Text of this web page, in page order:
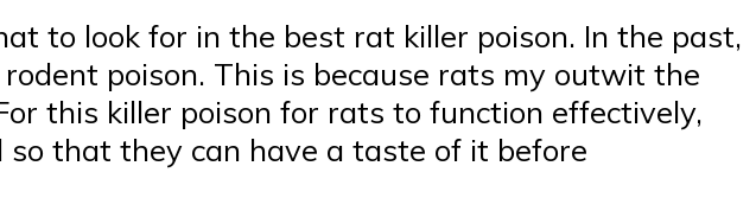
to look for in the best rat killer poison. In the past,
poison. This is because rats my outwit the
this killer poison for rats to function effectively,
that they can have a taste of it before